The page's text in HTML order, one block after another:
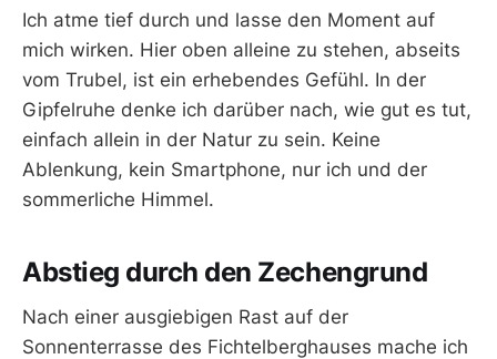
Ich atme tief durch und lasse den Moment auf
mich wirken. Hier oben alleine zu stehen, abseits
vom Trubel, ist ein erhebendes Gefühl. In der
Gipfelruhe denke ich darüber nach, wie gut es tut,
einfach allein in der Natur zu sein. Keine
Ablenkung, kein Smartphone, nur ich und der
sommerliche Himmel.
Abstieg durch den Zechengrund
Nach einer ausgiebigen Rast auf der
Sonnenterrasse des Fichtelberghauses mache ich